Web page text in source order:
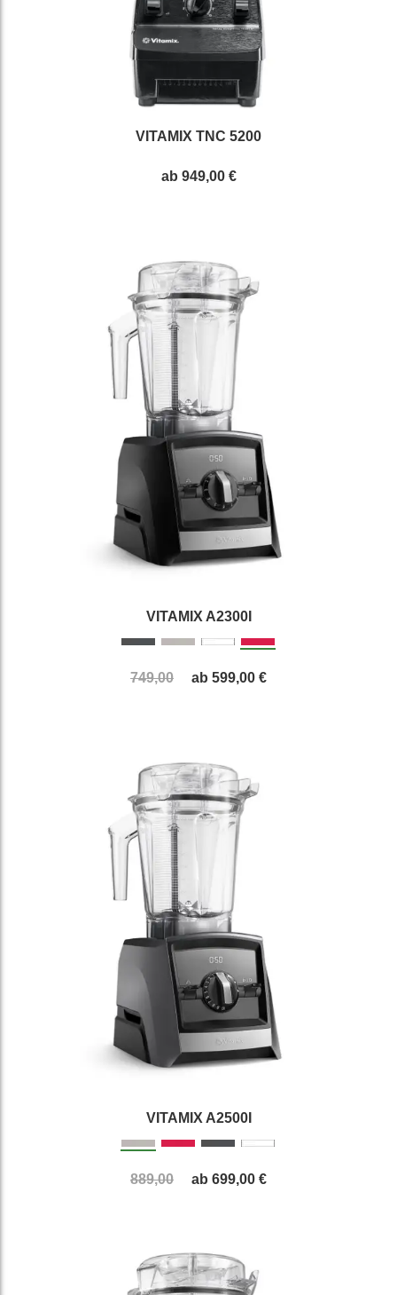
VITAMIX TNC 5200
ab 949,00 €
VITAMIX A2300I
749,00 ab 599,00 €
VITAMIX A2500I
889,00 ab 699,00 €